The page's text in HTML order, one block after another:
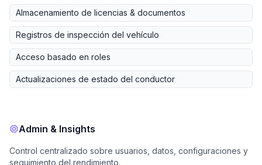
Almacenamiento de licencias & documentos
Registros de inspección del vehículo
Acceso basado en roles
Actualizaciones de estado del conductor
Admin & Insights
Control centralizado sobre usuarios, datos, configuraciones y
seguimiento del rendimiento.